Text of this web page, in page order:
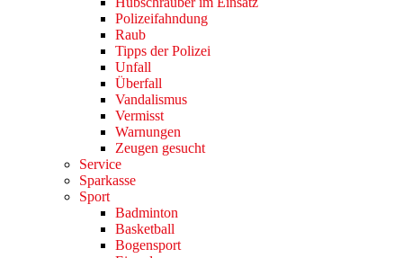
Polizeifahndung
Raub
Tipps der Polizei
Unfall
Überfall
Vandalismus
Vermisst
Warnungen
Zeugen gesucht
Service
Sparkasse
Sport
Badminton
Basketball
Bogensport